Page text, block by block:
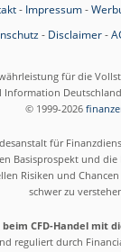
- Impressum-
- Disclaimer-
für die
© 1999-2026
für
Basisprospekt und
Risiken und
schwer zu
CFD-Handel mit
reguliert durch